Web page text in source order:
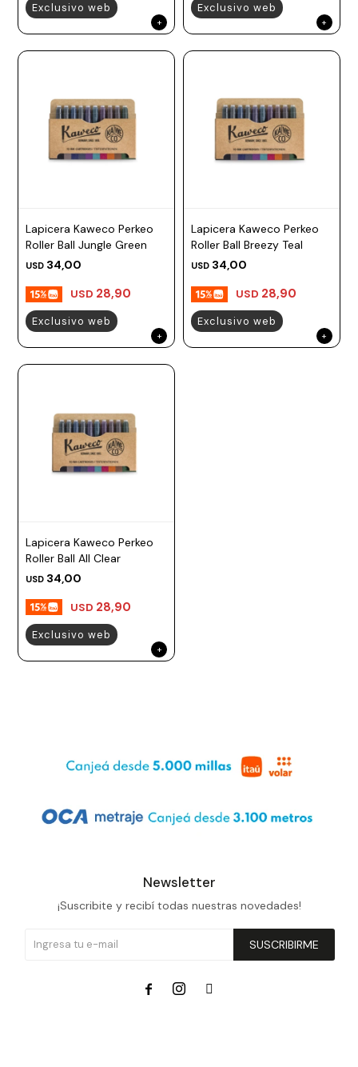
Exclusivo web Exclusivo web
Lapicera Kaweco Perkeo
Roller Ball Jungle Green
USD 34,00
USD 28,90
Exclusivo web
Lapicera Kaweco Perkeo
Roller Ball Breezy Teal
USD 34,00
USD 28,90
Exclusivo web
Lapicera Kaweco Perkeo
Roller Ball All Clear
USD 34,00
USD 28,90
Exclusivo web
Newsletter
¡Suscribite y recibí todas nuestras novedades!
SUSCRIBIRME
  